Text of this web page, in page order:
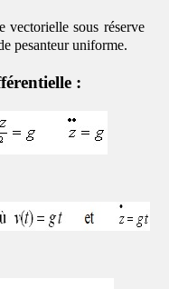
vectorielle sous réserve
pesanteur uniforme.
: